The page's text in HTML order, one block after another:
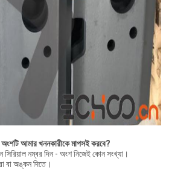
অংশটি আমার খননকারীকে মাপসই করবে?
নম্বর দিন - অংশ নিজেই কোন সংখ্যা।
বা অঙ্কন দিতে।